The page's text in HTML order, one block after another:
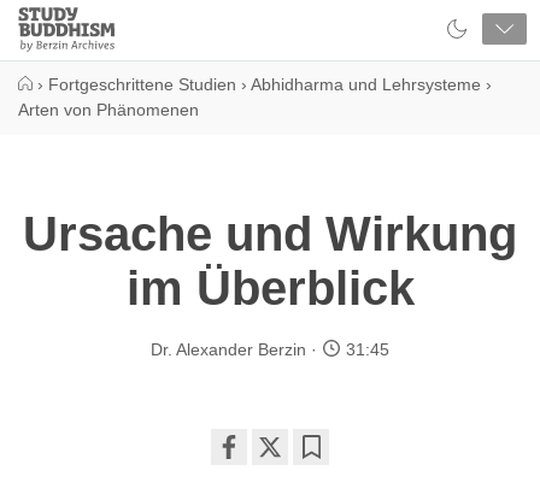
Close
Study
Buddhism
› Fortgeschrittene Studien › Abhidharma und Lehrsysteme ›
Arten von Phänomenen
Ursache und Wirkung
im Überblick
Dr. Alexander Berzin 31:45